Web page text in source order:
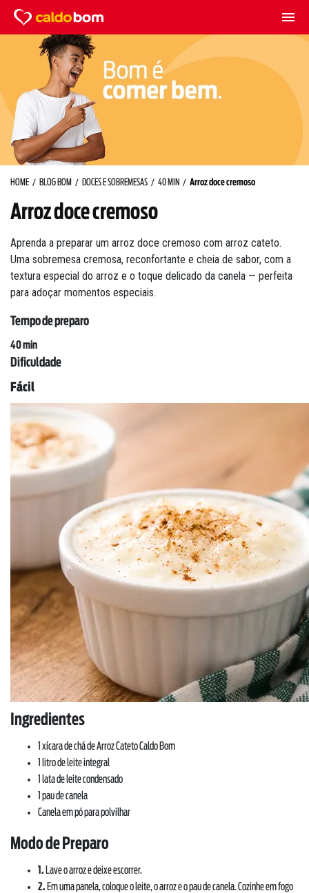
HOME BLOG BOM DOCES E SOBREMESAS 40 MIN Arroz doce cremoso
Arroz doce cremoso
Aprenda a preparar um arroz doce cremoso com arroz cateto.
Uma sobremesa cremosa, reconfortante e cheia de sabor, com a
textura especial do arroz e o toque delicado da canela — perfeita
para adoçar momentos especiais.
Tempo de preparo
40 min
Dificuldade
Fácil
Ingredientes
1 xícara de chá de Arroz Cateto Caldo Bom
1 litro de leite integral
1 lata de leite condensado
1 pau de canela
Canela em pó para polvilhar
Modo de Preparo
1. Lave o arroz e deixe escorrer.
2. Em uma panela, coloque o leite, o arroz e o pau de canela. Cozinhe em fogo